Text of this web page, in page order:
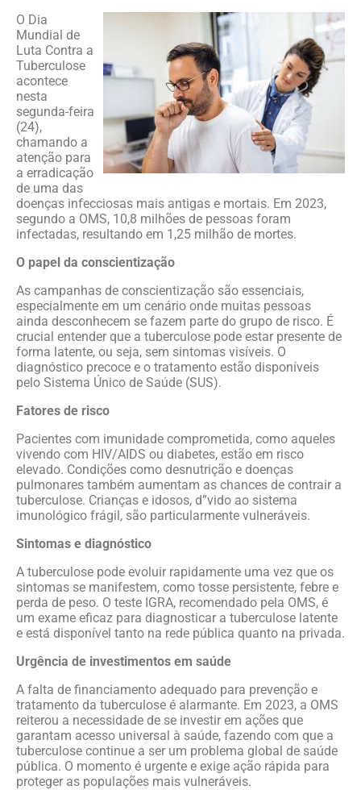
O Dia
Mundial de
Luta Contra a
Tuberculose
acontece
nesta
segunda-feira
(24),
chamando a
atenção para
a erradicação
de uma das
doenças infecciosas mais antigas e mortais. Em 2023,
segundo a OMS, 10,8 milhões de pessoas foram
infectadas, resultando em 1,25 milhão de mortes.
O papel da conscientização
As campanhas de conscientização são essenciais,
especialmente em um cenário onde muitas pessoas
ainda desconhecem se fazem parte do grupo de risco. É
crucial entender que a tuberculose pode estar presente de
forma latente, ou seja, sem sintomas visíveis. O
diagnóstico precoce e o tratamento estão disponíveis
pelo Sistema Único de Saúde (SUS).
Fatores de risco
Pacientes com imunidade comprometida, como aqueles
vivendo com HIV/AIDS ou diabetes, estão em risco
elevado. Condições como desnutrição e doenças
pulmonares também aumentam as chances de contrair a
tuberculose. Crianças e idosos, d”vido ao sistema
imunológico frágil, são particularmente vulneráveis.
Sintomas e diagnóstico
A tuberculose pode evoluir rapidamente uma vez que os
sintomas se manifestem, como tosse persistente, febre e
perda de peso. O teste IGRA, recomendado pela OMS, é
um exame eficaz para diagnosticar a tuberculose latente
e está disponível tanto na rede pública quanto na privada.
Urgência de investimentos em saúde
A falta de financiamento adequado para prevenção e
tratamento da tuberculose é alarmante. Em 2023, a OMS
reiterou a necessidade de se investir em ações que
garantam acesso universal à saúde, fazendo com que a
tuberculose continue a ser um problema global de saúde
pública. O momento é urgente e exige ação rápida para
proteger as populações mais vulneráveis.